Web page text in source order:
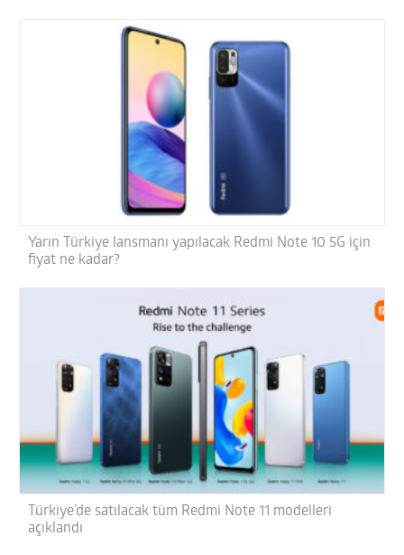
Yarın Türkiye lansmanı yapılacak Redmi Note 10 5G için
fiyat ne kadar?
Türkiye’de satılacak tüm Redmi Note 11 modelleri
açıklandı